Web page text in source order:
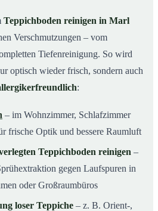
Teppichboden reinigen in Marl
Verschmutzungen – vom
Tiefenreinigung. So wird
optisch wieder frisch, sondern auch
:
– im Wohnzimmer, Schlafzimmer
frische Optik und bessere Raumluft
Teppichboden reinigen –
gegen Laufspuren in
oder Großraumbüros
loser Teppiche – z. B. Orient-,